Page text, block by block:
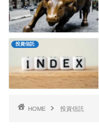
投資信託
HOME 投資信託